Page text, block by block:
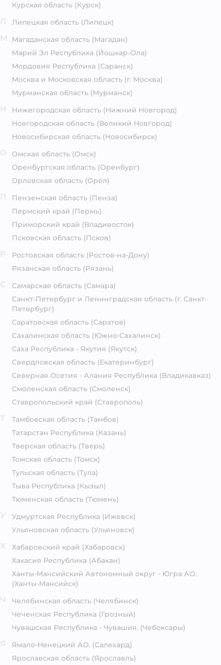
Курская область (Курск)
Липецкая область (Липецк)
Магаданская область (Магадан)
Марий Эл Республика (Йошкар-Ола)
Мордовия Республика (Саранск)
Москва и Московская область (г. Москва)
Мурманская область (Мурманск)
Нижегородская область (Нижний Новгород)
Новгородская область (Великий Новгород)
Новосибирская область (Новосибирск)
Омская область (Омск)
Оренбургская область (Оренбург)
Орловская область (Орёл)
Пензенская область (Пенза)
Пермский край (Пермь)
Приморский край (Владивосток)
Псковская область (Псков)
Ростовская область (Ростов-на-Дону)
Рязанская область (Рязань)
Самарская область (Самара)
Санкт-Петербург и Ленинградская область (г. Санкт-
Петербург)
Саратовская область (Саратов)
Сахалинская область (Южно-Сахалинск)
Саха Республика - Якутия (Якутск)
Свердловская область (Екатеринбург)
Северная Осетия - Алания Республика (Владикавказ)
Смоленская область (Смоленск)
Ставропольский край (Ставрополь)
Тамбовская область (Тамбов)
Татарстан Республика (Казань)
Тверская область (Тверь)
Томская область (Томск)
Тульская область (Тула)
Тыва Республика (Кызыл)
Тюменская область (Тюмень)
Удмуртская Республика (Ижевск)
Ульяновская область (Ульяновск)
Хабаровский край (Хабаровск)
Хакасия Республика (Абакан)
Ханты-Мансийский Автономный округ - Югра АО.
(Ханты-Мансийск)
Челябинская область (Челябинск)
Чеченская Республика (Грозный)
Чувашская Республика - Чувашия. (Чебоксары)
Ямало-Ненецкий АО. (Салехард)
Ярославская область (Ярославль)